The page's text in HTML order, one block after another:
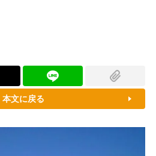
本文に戻る